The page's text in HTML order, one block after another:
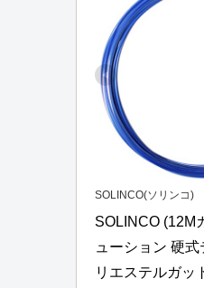
SOLINCO(ソリンコ)
SOLINCO (12M
ューション 硬
リエステルガッ